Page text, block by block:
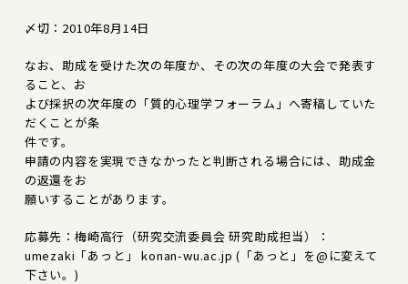
〆切：2010年8月14日
なお、助成を受けた次の年度か、その次の年度の大会で発表す
ること、お
よび採択の次年度の「質的心理学フォーラム」へ寄稿していた
だくことが条
件です。
申請の内容を実現できなかったと判断される場合には、助成金
の返還をお
願いすることがあります。
応募先：梅崎高行（研究交流委員会 研究助成担当）：
umezaki「あっと」 konan-wu.ac.jp (「あっと」を@に変えて
下さい。)